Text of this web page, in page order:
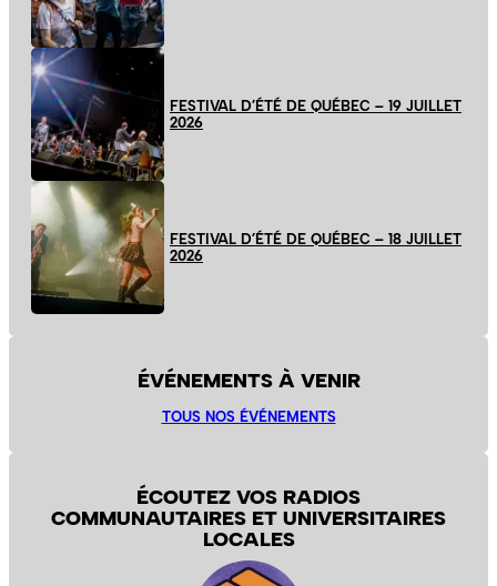
FESTIVAL D’ÉTÉ DE QUÉBEC – 19 JUILLET
2026
FESTIVAL D’ÉTÉ DE QUÉBEC – 18 JUILLET
2026
ÉVÉNEMENTS À VENIR
TOUS NOS ÉVÉNEMENTS
ÉCOUTEZ VOS RADIOS
COMMUNAUTAIRES ET UNIVERSITAIRES
LOCALES